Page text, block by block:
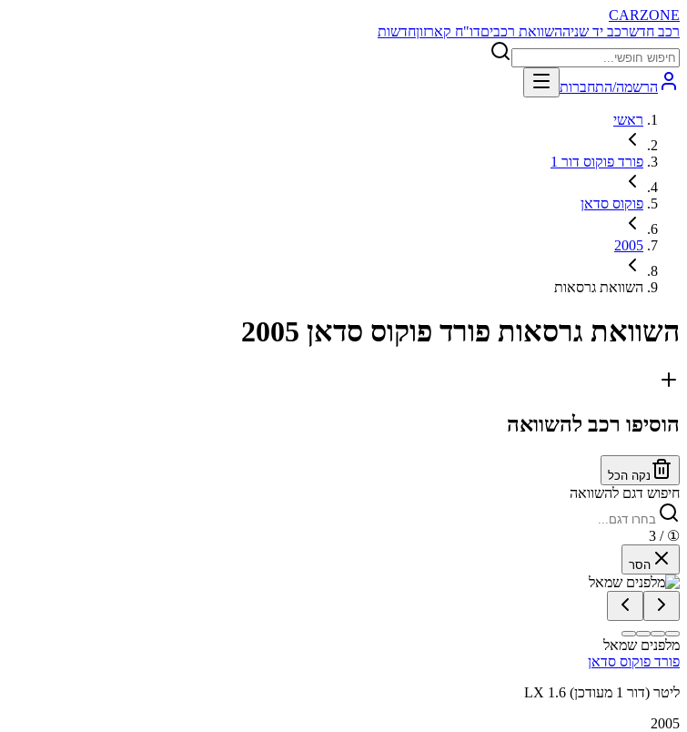
CARZONE
רכב חדשרכב יד שניההשוואת רכביםדו"ח קארזוןחדשות
הרשמה/התחברות
ראשי
פורד פוקוס דור 1
פוקוס סדאן
2005
השוואת גרסאות
השוואת גרסאות פורד פוקוס סדאן 2005
הוסיפו רכב להשוואה
נקה הכל
חיפוש דגם להשוואה
①
/ 3
הסר
מלפנים שמאל
פורד פוקוס סדאן
LX 1.6 ליטר (דור 1 מעודכן)
2005